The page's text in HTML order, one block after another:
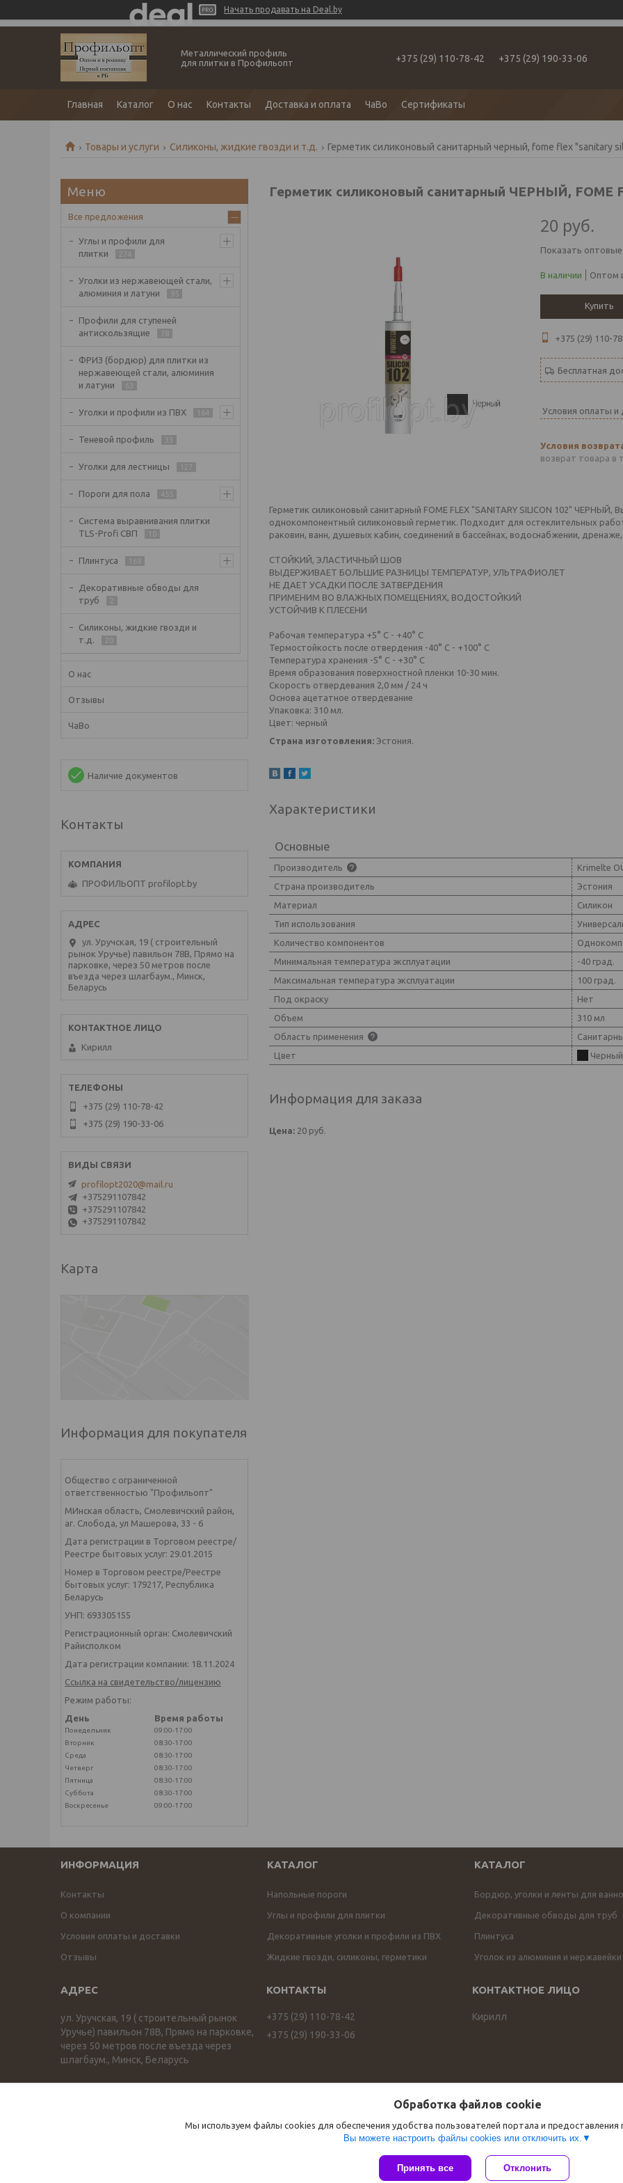
Начать продавать на Deal.by
Металлический профиль
для плитки в Профильопт
+375 (29) 110-78-42 +375 (29) 190-33-06
Главная Каталог О нас Контакты Доставка и оплата ЧаВо Сертификаты
Товары и услуги Силиконы, жидкие гвозди и т.д. Герметик силиконовый санитарный черный, fome flex "sanitary
Герметик силиконовый санитарный ЧЕРНЫЙ, FOME
20 руб.
Показать
В наличии Оптом
Купить
+375 (29) 110-
Бесплатная
Условия оплаты и
возврат товара в
Герметик силиконовый санитарный FOME FLEX "SANITARY SILICON 102" ЧЕРНЫЙ,
однокомпонентный силиконовый герметик. Подходит для остеклительных
раковин, ванн, душевых кабин, соединений в бассейнах, водоснабжении,
СТОЙКИЙ, ЭЛАСТИЧНЫЙ ШОВ
ВЫДЕРЖИВАЕТ БОЛЬШИЕ РАЗНИЦЫ ТЕМПЕРАТУР, УЛЬТРАФИОЛЕТ
НЕ ДАЕТ УСАДКИ ПОСЛЕ ЗАТВЕРДЕНИЯ
ПРИМЕНИМ ВО ВЛАЖНЫХ ПОМЕЩЕНИЯХ, ВОДОСТОЙКИЙ
УСТОЙЧИВ К ПЛЕСЕНИ
Рабочая температура +5° С - +40° С
Термостойкость после отвердения -40° С - +100° С
Температура хранения -5° С - +30° С
Время образования поверхностной пленки 10-30 мин.
Скорость отвердевания 2,0 мм / 24 ч
Основа ацетатное отвердевание
Упаковка: 310 мл.
Цвет: черный
Страна изготовления: Эстония.
Характеристики
Основные
Производитель
Krimelte
Страна производитель
Эстония
Материал
Силикон
Тип использования
Количество компонентов
Минимальная температура эксплуатации
-40 град.
Максимальная температура эксплуатации
100 град.
Под окраску
Нет
Объем
310 мл
Область применения
Цвет
Черный
Информация для заказа
Цена: 20 руб.
Все предложения
Углы и профили для
плитки
274
Уголки из нержавеющей стали,
алюминия и латуни
95
Профили для ступеней
антискользящие
78
ФРИЗ (бордюр) для плитки из
нержавеющей стали, алюминия
и латуни
63
Уголки и профили из ПВХ 164
Теневой профиль 33
Уголки для лестницы 127
Пороги для пола 455
Система выравнивания плитки
TLS-Profi СВП
10
Плинтуса 169
Декоративные обводы для
труб
2
Силиконы, жидкие гвозди и
т.д.
20
О нас
Отзывы
ЧаВо
Наличие документов
Контакты
ПРОФИЛЬОПТ profilopt.by
ул. Уручская, 19 ( строительный
рынок Уручье) павильон 78В, Прямо на
парковке, через 50 метров после
въезда через шлагбаум., Минск,
Беларусь
Кирилл
+375 (29) 110-78-42
+375 (29) 190-33-06
profilopt2020@mail.ru
+375291107842
+375291107842
+375291107842
Карта
Информация для покупателя
Общество с ограниченной
ответственностью "Профильопт"
МИнская область, Смолевичский район,
аг. Слобода, ул Машерова, 33 - 6
Дата регистрации в Торговом реестре/
Реестре бытовых услуг: 29.01.2015
Номер в Торговом реестре/Реестре
бытовых услуг: 179217, Республика
Беларусь
УНП: 693305155
Регистрационный орган: Смолевичский
Райисполком
Дата регистрации компании: 18.11.2024
Ссылка на свидетельство/лицензию
Режим работы:
День
Время работы
Понедельник
09:00-17:00
Вторник
08:30-17:00
Среда
08:30-17:00
Четверг
08:30-17:00
Пятница
08:30-17:00
Суббота
08:30-17:00
Воскресенье
09:00-17:00
ИНФОРМАЦИЯ
Контакты
О компании
Условия оплаты и доставки
Отзывы
КАТАЛОГ
Напольные пороги
Углы и профили для плитки
Декоративные уголки и профили из ПВХ
Жидкие гвозди, силиконы, герметики
КАТАЛОГ
Бордюр, уголки и ленты для
Декоративные обводы для труб
Плинтуса
Уголок из алюминия и нержавейки
ул. Уручская, 19 ( строительный рынок
Уручье) павильон 78В, Прямо на парковке,
через 50 метров после въезда через
шлагбаум., Минск, Беларусь
+375 (29) 110-78-42
+375 (29) 190-33-06
Кирилл
Сайт создан на платформе Deal.by
Политика обработки файлов cookies
Обработка файлов cookie
Мы используем файлы cookies для обеспечения удобства пользователей портала и
Вы можете настроить файлы cookies или отключить их.
Принять все Отклонить